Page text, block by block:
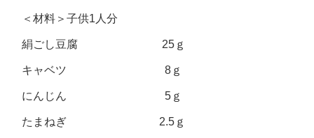
＜材料＞子供1人分
絹ごし豆腐 25ｇ
キャベツ 8ｇ
にんじん 5ｇ
たまねぎ 2.5ｇ